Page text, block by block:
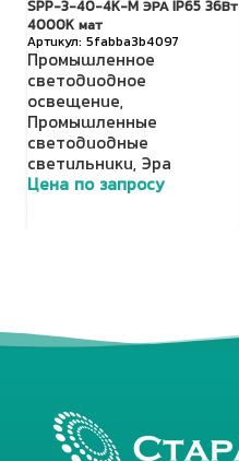
SPP-3-40-4K-M ЭРА IP65 36Вт
4000K мат
5fabba3b4097
Промышленное
светодиодное
освещение,
Промышленные
светодиодные
светильники, Эра
Цена по запросу